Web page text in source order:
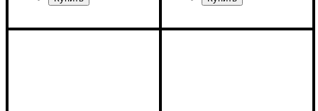
Длина - 120 (+40) см
Длина - 120 (+40) см